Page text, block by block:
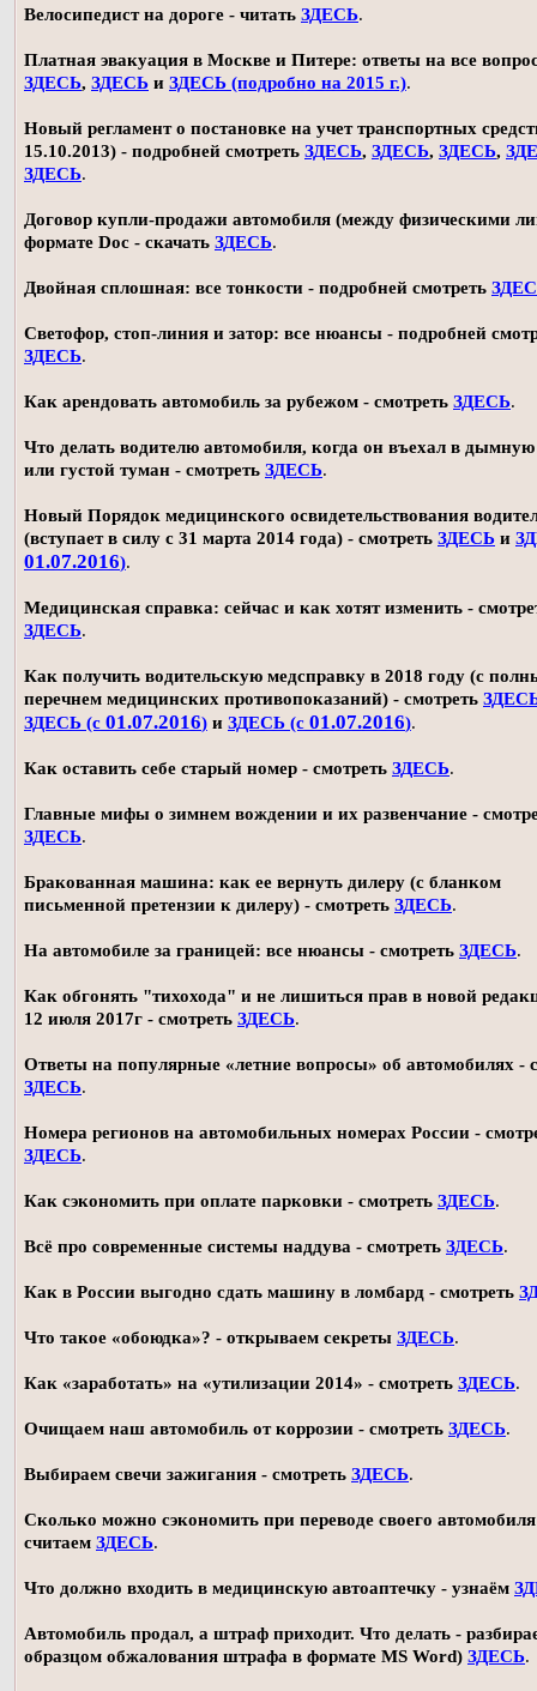
Велосипедист на дороге - читать ЗДЕСЬ.
Платная эвакуация в Москве и Питере: ответы на все
ЗДЕСЬ, ЗДЕСЬ и ЗДЕСЬ (подробно на 2015 г.).
Новый регламент о постановке на учет транспортных
15.10.2013) - подробней смотреть ЗДЕСЬ, ЗДЕСЬ, ЗДЕСЬ,
ЗДЕСЬ.
Договор купли-продажи автомобиля (между физическими
формате Doc - скачать ЗДЕСЬ.
Двойная сплошная: все тонкости - подробней смотреть
Светофор, стоп-линия и затор: все нюансы - подробней
ЗДЕСЬ.
Как арендовать автомобиль за рубежом - смотреть ЗДЕСЬ.
Что делать водителю автомобиля, когда он въехал в дымную
или густой туман - смотреть ЗДЕСЬ.
Новый Порядок медицинского освидетельствования
(вступает в силу с 31 марта 2014 года) - смотреть ЗДЕСЬ и
01.07.2016).
Медицинская справка: сейчас и как хотят изменить -
ЗДЕСЬ.
Как получить водительскую медсправку в 2018 году (с
перечнем медицинских противопоказаний) - смотреть
ЗДЕСЬ (с 01.07.2016) и ЗДЕСЬ (с 01.07.2016).
Как оставить себе старый номер - смотреть ЗДЕСЬ.
Главные мифы о зимнем вождении и их развенчание -
ЗДЕСЬ.
Бракованная машина: как ее вернуть дилеру (с бланком
письменной претензии к дилеру) - смотреть ЗДЕСЬ.
На автомобиле за границей: все нюансы - смотреть ЗДЕСЬ.
Как обгонять "тихохода" и не лишиться прав в новой
12 июля 2017г - смотреть ЗДЕСЬ.
Ответы на популярные «летние вопросы» об автомобилях -
ЗДЕСЬ.
Номера регионов на автомобильных номерах России -
ЗДЕСЬ.
Как сэкономить при оплате парковки - смотреть ЗДЕСЬ.
Всё про современные системы наддува - смотреть ЗДЕСЬ.
Как в России выгодно сдать машину в ломбард - смотреть
Что такое «обоюдка»? - открываем секреты ЗДЕСЬ.
Как «заработать» на «утилизации 2014» - смотреть ЗДЕСЬ.
Очищаем наш автомобиль от коррозии - смотреть ЗДЕСЬ.
Выбираем свечи зажигания - смотреть ЗДЕСЬ.
Сколько можно сэкономить при переводе своего автомобиля
считаем ЗДЕСЬ.
Что должно входить в медицинскую автоаптечку - узнаём
Автомобиль продал, а штраф приходит. Что делать -
образцом обжалования штрафа в формате MS Word) ЗДЕСЬ.